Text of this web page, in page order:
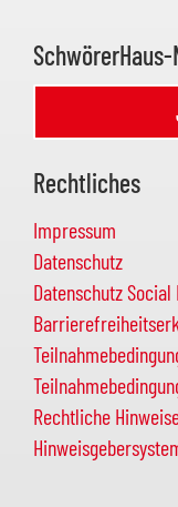
Rechtliches
Impressum
Datenschutz
Datenschutz Social
Rechtliche